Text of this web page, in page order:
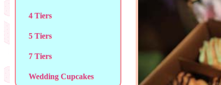
4 Tiers
5 Tiers
7 Tiers
Wedding Cupcakes